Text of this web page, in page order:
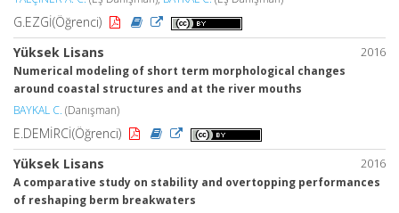
G.EZGİ(Öğrenci)
2016
Yüksek Lisans
Numerical modeling of short term morphological changes
around coastal structures and at the river mouths
BAYKAL C. (Danışman)
E.DEMİRCİ(Öğrenci)
2016
Yüksek Lisans
A comparative study on stability and overtopping performances
of reshaping berm breakwaters